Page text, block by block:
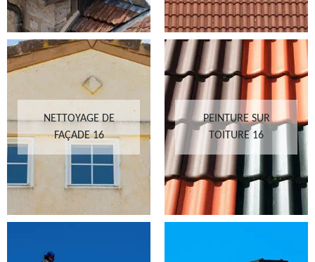
NETTOYAGE DE
FAÇADE 16
PEINTURE SUR
TOITURE 16